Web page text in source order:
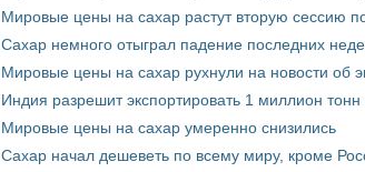
Мировые цены на сахар растут вторую сессию
Сахар немного отыграл падение последних
Мировые цены на сахар рухнули на новости об
Индия разрешит экспортировать 1 миллион
Мировые цены на сахар умеренно снизились
Сахар начал дешеветь по всему миру, кроме